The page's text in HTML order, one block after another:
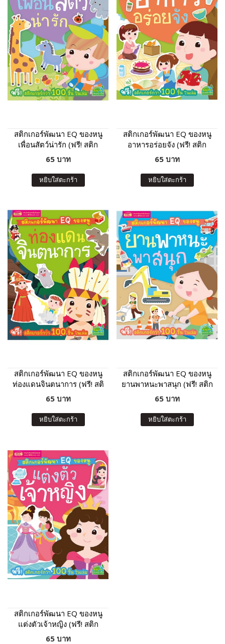
สติกเกอร์พัฒนา EQ ของหนู
เพื่อนสัตว์น่ารัก (ฟรี! สติก
เกอร์กว่า 100 ชิ้น ในเล่ม)
65 บาท
หยิบใส่ตะกร้า
สติกเกอร์พัฒนา EQ ของหนู
อาหารอร่อยจัง (ฟรี! สติก
เกอร์กว่า 100 ชิ้น ในเล่ม)
65 บาท
หยิบใส่ตะกร้า
สติกเกอร์พัฒนา EQ ของหนู
ท่องแดนจินตนาการ (ฟรี! สติ
กเกอร์กว่า 100 ชิ้น ในเล่ม)
65 บาท
หยิบใส่ตะกร้า
สติกเกอร์พัฒนา EQ ของหนู
ยานพาหนะพาสนุก (ฟรี! สติก
เกอร์กว่า 100 ชิ้น ในเล่ม)
65 บาท
หยิบใส่ตะกร้า
สติกเกอร์พัฒนา EQ ของหนู
แต่งตัวเจ้าหญิง (ฟรี! สติก
เกอร์กว่า 100 ชิ้น ในเล่ม)
65 บาท